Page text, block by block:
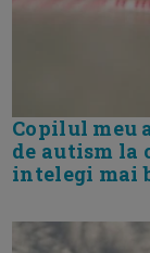
Copilul meu
de autism la
intelegi mai